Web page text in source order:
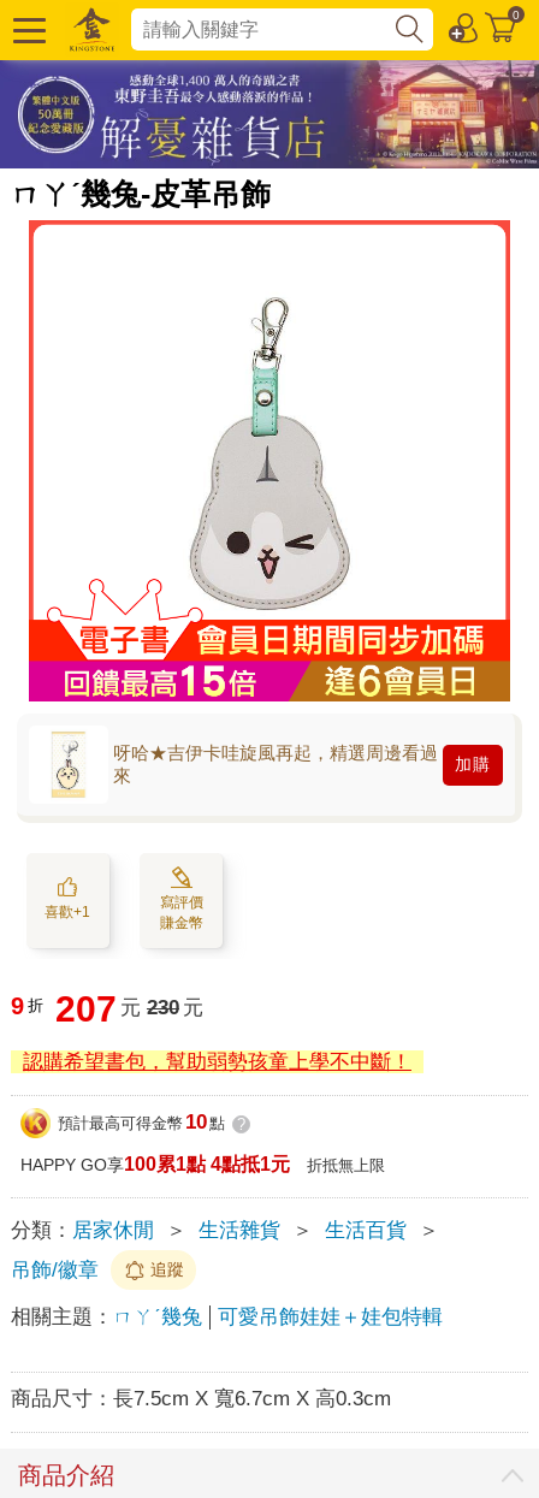
0
ㄇㄚˊ幾兔-皮革吊飾
呀哈★吉伊卡哇旋風再起，精選周邊看過
來
加購
喜歡+1
寫評價
賺金幣
9 折 207 元 230 元
認購希望書包，幫助弱勢孩童上學不中斷！
預計最高可得金幣 10點 ?
HAPPY GO享100累1點 4點抵1元 折抵無上限
分類： 居家休閒 ＞ 生活雜貨 ＞ 生活百貨
＞
吊飾/徽章
追蹤
相關主題： ㄇㄚˊ幾兔 可愛吊飾娃娃＋娃包特輯
商品尺寸： 長7.5cm X 寬6.7cm X 高0.3cm
商品介紹